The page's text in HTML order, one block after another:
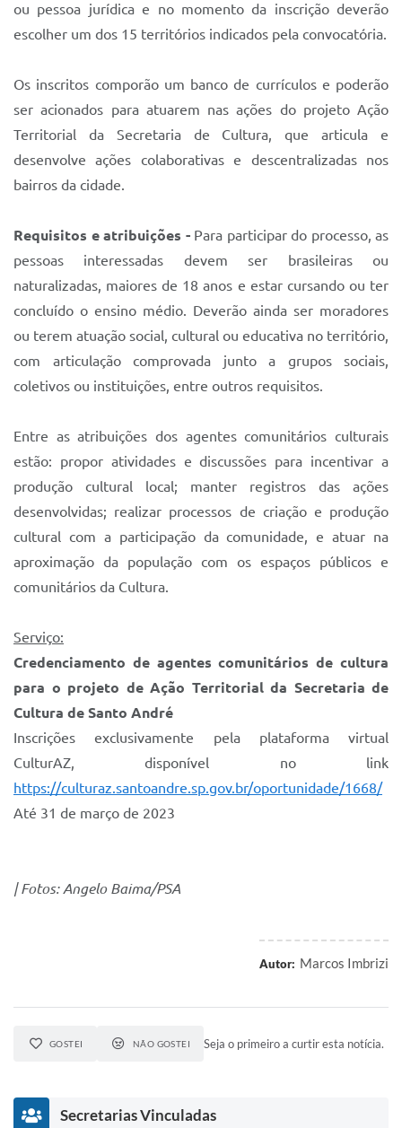
Quadra Fiscal
Sistema Colab
Autarquias
ou pessoa jurídica e no momento da inscrição deverão
escolher um dos 15 territórios indicados pela convocatória.
Os inscritos comporão um banco de currículos e poderão
ser acionados para atuarem nas ações do projeto Ação
Territorial da Secretaria de Cultura, que articula e
desenvolve ações colaborativas e descentralizadas nos
bairros da cidade.
Requisitos e atribuições -Para participar do processo, as
pessoas interessadas devem ser brasileiras ou
naturalizadas, maiores de 18 anos e estar cursando ou ter
concluído o ensino médio. Deverão ainda ser moradores
ou terem atuação social, cultural ou educativa no território,
com articulação comprovada junto a grupos sociais,
coletivos ou instituições, entre outros requisitos.
Entre as atribuições dos agentes comunitários culturais
estão: propor atividades e discussões para incentivar a
produção cultural local; manter registros das ações
desenvolvidas; realizar processos de criação e produção
cultural com a participação da comunidade, e atuar na
aproximação da população com os espaços públicos e
comunitários da Cultura.
Serviço:
Credenciamento de agentes comunitários de cultura
para o projeto de Ação Territorial da Secretaria de
Cultura de Santo André
Inscrições exclusivamente pela plataforma virtual
CulturAZ, disponível no link
https://culturaz.santoandre.sp.gov.br/oportunidade/1668/
Até 31 de março de 2023
| Fotos: Angelo Baima/PSA
Autor: Marcos Imbrizi
GOSTEI NÃO GOSTEI Seja o primeiro a curtir esta notícia.
Secretarias Vinculadas